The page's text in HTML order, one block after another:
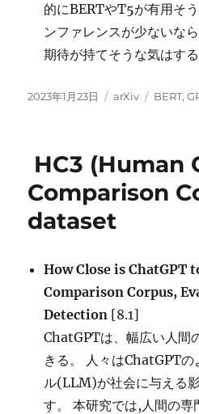
的にBERTやT5が有用そ
ンファレンスが少ないな
期待が持てそうな気はする
投
2023年1月23日
カ
ー
arXiv
タ
BERT,
HC3 (Human
Comparison
dataset
How Close is ChatGPT
Comparison Corpus,
Detection [8.1]
ChatGPTは、幅広い人間
きる。 人々はChatGPT
ル(LLM)が社会に与える
す。 本研究では,人間の